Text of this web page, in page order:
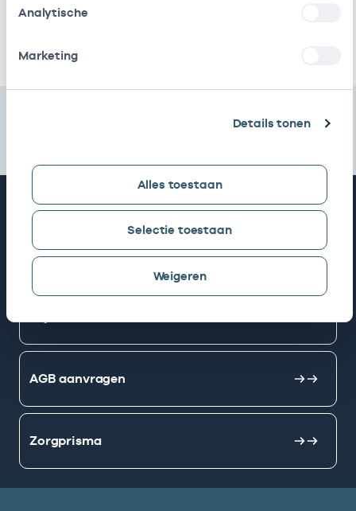
Analytische
Marketing
Details tonen
Alles toestaan
Selectie toestaan
Weigeren
Pos
Snel naar
AGB zoeken
AGB aanvragen
Zorgprisma